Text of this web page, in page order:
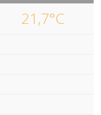
21,7°C